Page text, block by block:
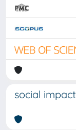
social impact